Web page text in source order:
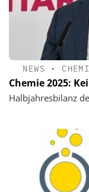
NEWS •
Chemie 2025:
Halbjahresbilanz